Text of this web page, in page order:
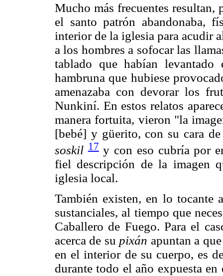
Mucho más frecuentes resultan,
el santo patrón abandonaba,
interior de la iglesia para acudir
a los hombres a sofocar las
tablado que habían
hambruna que hubiese
amenazaba con devorar los
Nunkiní. En estos relatos
manera fortuita, vieron "la
[bebé] y güerito, con su cara
soskil 17y con eso cubría por
fiel descripción de la imagen
iglesia local.
También existen, en lo tocante
sustanciales, al tiempo que
Caballero de Fuego. Para el
acerca de su pixán apuntan a
en el interior de su cuerpo, es
durante todo el año expuesta